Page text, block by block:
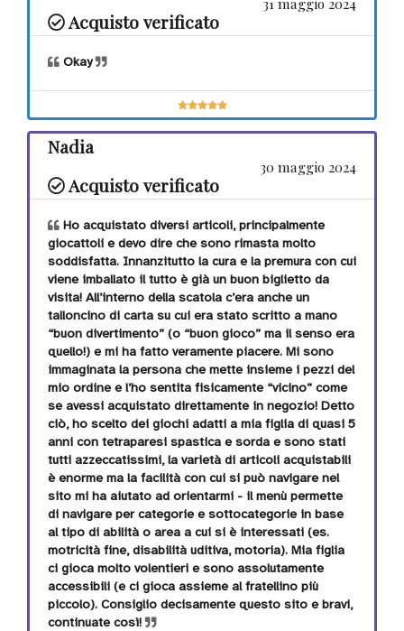
Acquisto verificato
Okay
Nadia
30 maggio 2024
Acquisto verificato
Ho acquistato diversi articoli, principalmente
giocattoli e devo dire che sono rimasta molto
soddisfatta. Innanzitutto la cura e la premura con cui
viene imballato il tutto è già un buon biglietto da
visita! All’interno della scatola c’era anche un
talloncino di carta su cui era stato scritto a mano
“buon divertimento” (o “buon gioco” ma il senso era
quello!) e mi ha fatto veramente piacere. Mi sono
immaginata la persona che mette insieme i pezzi del
mio ordine e l’ho sentita fisicamente “vicino” come
se avessi acquistato direttamente in negozio! Detto
ciò, ho scelto dei giochi adatti a mia figlia di quasi 5
anni con tetraparesi spastica e sorda e sono stati
tutti azzeccatissimi, la varietà di articoli acquistabili
è enorme ma la facilità con cui si può navigare nel
sito mi ha aiutato ad orientarmi - il menù permette
di navigare per categorie e sottocategorie in base
al tipo di abilità o area a cui si è interessati (es.
motricità fine, disabilità uditiva, motoria). Mia figlia
ci gioca molto volentieri e sono assolutamente
accessibili (e ci gioca assieme al fratellino più
piccolo). Consiglio decisamente questo sito e bravi,
continuate così!